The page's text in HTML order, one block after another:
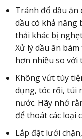
Tránh đổ dầu
dầu có khả năng
thải khác bị
Xử lý dầu ăn
hơn nhiều so
Không vứt tùy
dụng, tóc rối, túi
nước. Hãy nhớ
để thoát các loại
Lắp đặt lưới